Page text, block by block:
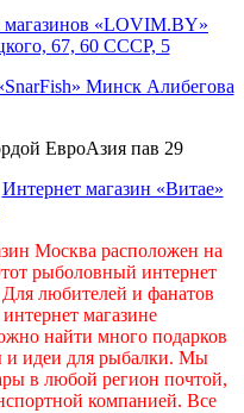
«LOVIM.BY»
67, 60 СССР, 5
Минск Алибегова
ЕвроАзия пав 29
Интернет магазин «Витае»
Москва расположен на
рыболовный интернет
любителей и фанатов
магазине
найти много подарков
и идеи для рыбалки. Мы
в любой регион почтой,
компанией. Все